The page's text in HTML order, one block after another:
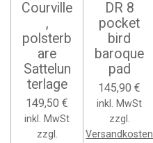
Courville
,
polsterb
are
Sattelun
terlage
149,50 €
inkl. MwSt
zzgl.
DR 8
pocket
bird
baroque
pad
145,90 €
inkl. MwSt
zzgl.
Versandkosten